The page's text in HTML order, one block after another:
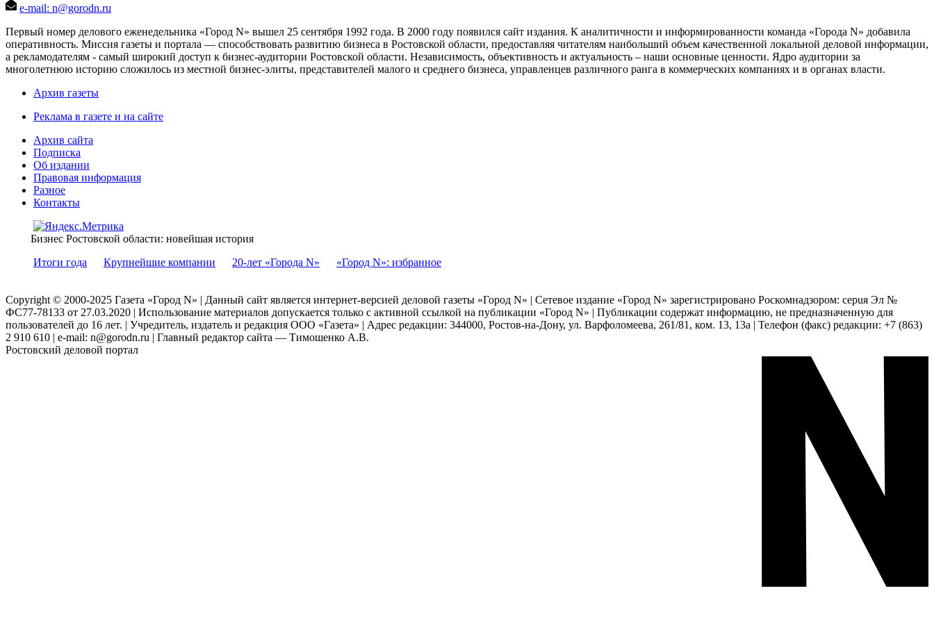
e-mail: n@gorodn.ru
Первый номер делового еженедельника «Город N» вышел 25 сентября 1992 года. В 2000 году появился сайт издания. К аналитичности и информированности команда «Города N» добавила
оперативность. Миссия газеты и портала — способствовать развитию бизнеса в Ростовской области, предоставляя читателям наибольший объем качественной локальной деловой информации,
а рекламодателям - самый широкий доступ к бизнес-аудитории Ростовской области. Независимость, объективность и актуальность – наши основные ценности. Ядро аудитории за
многолетнюю историю сложилось из местной бизнес-элиты, представителей малого и среднего бизнеса, управленцев различного ранга в коммерческих компаниях и в органах власти.
Архив газеты
Реклама в газете и на сайте
Архив сайта
Подписка
Об издании
Правовая информация
Разное
Контакты
Бизнес Ростовской области: новейшая история
Итоги года
Крупнейшие компании 20-лет «Города N» «Город N»: избранное
Copyright © 2000-2025 Газета «Город N» | Данный сайт является интернет-версией деловой газеты «Город N» | Сетевое издание «Город N» зарегистрировано Роскомнадзором: серuя Эл №
ФС77-78133 от 27.03.2020 | Использование материалов допускается только с активной ссылкой на публикации «Город N» | Публикации содержат информацию, не предназначенную для
пользователей до 16 лет. | Учредитель, издатель и редакция ООО «Газета» | Адрес редакции: 344000, Ростов-на-Дону, ул. Варфоломеева, 261/81, ком. 13, 13а | Телефон (факс) редакции: +7 (863)
2 910 610 | e-mail: n@gorodn.ru | Главный редактор сайта — Тимошенко А.В.
Ростовский деловой портал